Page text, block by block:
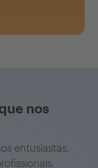
nos
entusiastas,